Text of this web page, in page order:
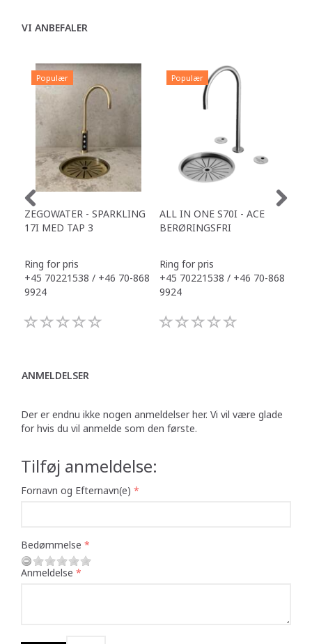
VI ANBEFALER
Populær
ZEGOWATER - SPARKLING
17I MED TAP 3
Ring for pris
+45 70221538 / +46 70-868
9924
Populær
ALL IN ONE S70I - ACE
BERØRINGSFRI
Ring for pris
+45 70221538 / +46 70-868
9924
ANMELDELSER
Der er endnu ikke nogen anmeldelser her. Vi vil være glade
for hvis du vil anmelde som den første.
Tilføj anmeldelse:
Fornavn og Efternavn(e)
Bedømmelse
Anmeldelse